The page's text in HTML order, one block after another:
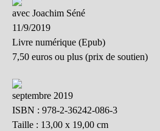
avec Joachim Séné
11/9/2019
Livre numérique (Epub)
7,50 euros ou plus (prix de soutien)
septembre 2019
ISBN : 978-2-36242-086-3
Taille : 13,00 x 19,00 cm